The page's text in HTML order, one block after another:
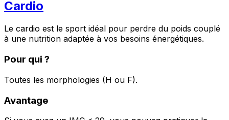
Cardio
Le cardio est le sport idéal pour perdre du poids couplé
à une nutrition adaptée à vos besoins énergétiques.
Pour qui ?
Toutes les morphologies (H ou F).
Avantage